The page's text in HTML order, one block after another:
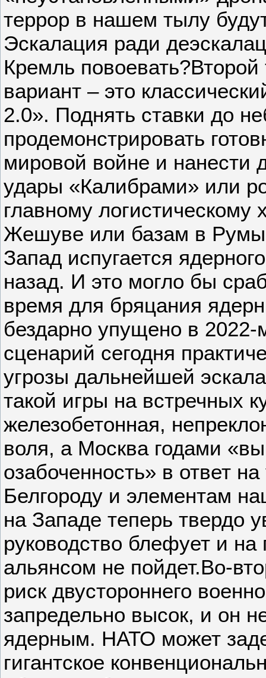
террор в нашем тылу
Эскалация ради
Кремль повоевать?Второй
вариант – это
2.0». Поднять ставки до
продемонстрировать
мировой войне и нанести
удары «Калибрами» или
главному
Жешуве или базам в
Запад испугается
назад. И это могло бы
время для бряцания
бездарно упущено в 2022-
сценарий сегодня
угрозы дальнейшей
такой игры на встречных
железобетонная,
воля, а Москва годами
озабоченность» в ответ
Белгороду и элементам
на Западе теперь твердо
руководство блефует и
альянсом не пойдет.Во-
риск двустороннего
запредельно высок, и он
ядерным. НАТО может
гигантское